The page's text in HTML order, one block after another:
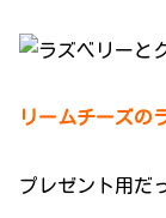
リームチーズの
プレゼント用だ